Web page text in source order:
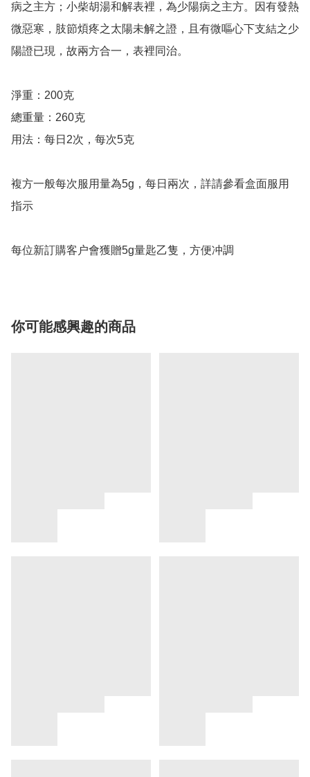
病之主方；小柴胡湯和解表裡，為少陽病之主方。因有發熱
微惡寒，肢節煩疼之太陽未解之證，且有微嘔心下支結之少
陽證已現，故兩方合一，表裡同治。
淨重：200克
總重量：260克
用法：每日2次，每次5克
複方一般每次服用量為5g，每日兩次，詳請參看盒面服用
指示
每位新訂購客户會獲贈5g量匙乙隻，方便冲調
你可能感興趣的商品